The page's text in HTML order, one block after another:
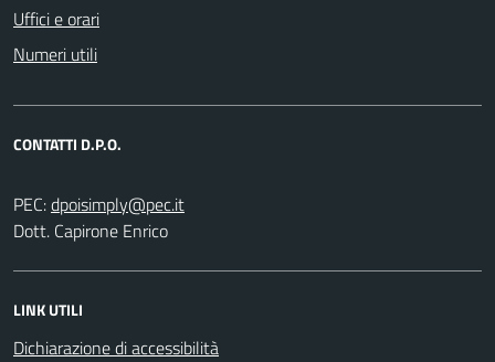
Uffici e orari
Numeri utili
CONTATTI D.P.O.
PEC:
Dott. Capirone Enrico
LINK UTILI
Dichiarazione di accessibilità